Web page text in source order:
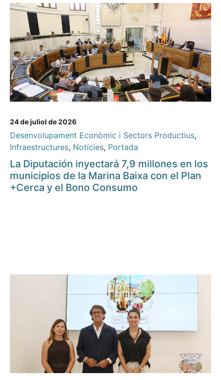
24 de juliol de 2026
Desenvolupament Econòmic i Sectors Productius,
Infraestructures, Notícies, Portada
La Diputación inyectará 7,9 millones en los
municipios de la Marina Baixa con el Plan
+Cerca y el Bono Consumo